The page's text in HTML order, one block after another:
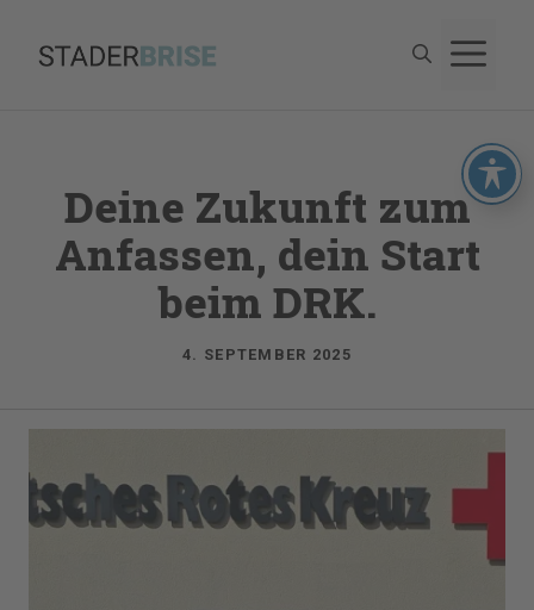
Inhalt
Deine Zukunft zum
Anfassen, dein Start
beim DRK.
4. SEPTEMBER 2025